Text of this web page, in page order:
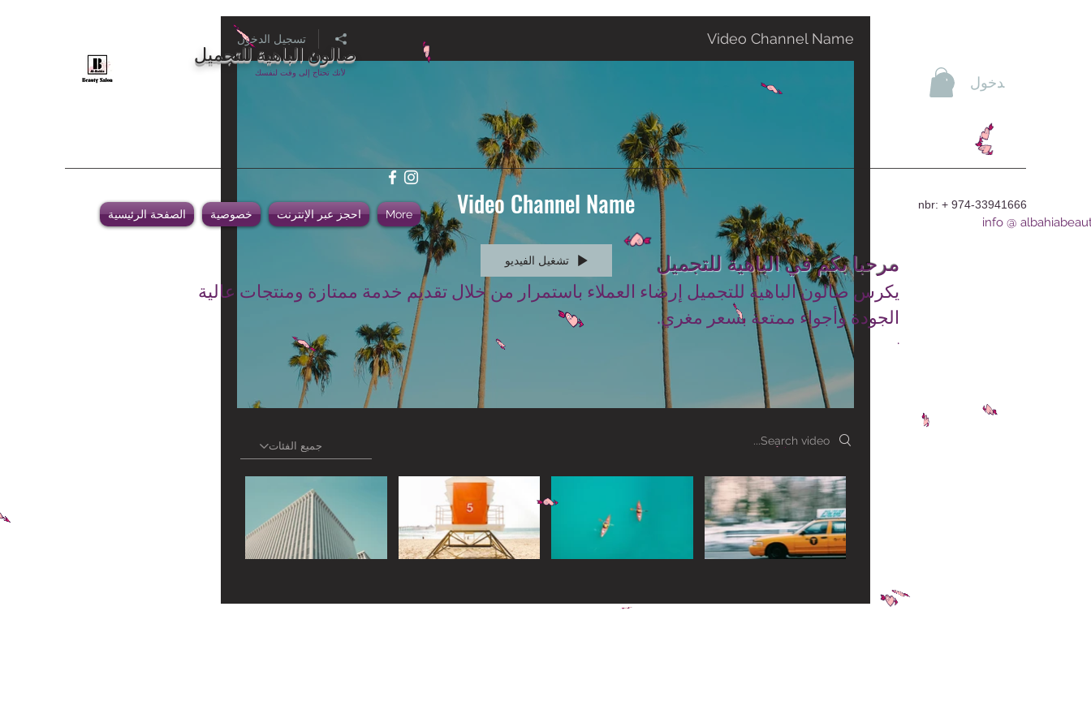
صالون الباهية للتجميل
لأنك تحتاج إلى وقت لنفسك
تسجيل الدخول
الصفحة الرئيسية خصوصية احجز عبر الإنترنت More
nbr: + 974-33941666
info @
مرحبا بكم في الباهية للتجميل
يكرس صالون الباهية للتجميل إرضاء العملاء باستمرار من خلال تقديم خدمة ممتازة ومنتجات عالية
الجودة وأجواء ممتعة بسعر مغري.
.
Widget Didn’t Load
Check your internet and refresh
this page.
If that doesn’t work, contact us.
Video Channel Name تسجيل الدخول
Video Channel Name
تشغيل الفيديو
Search videos
جميع الفئات